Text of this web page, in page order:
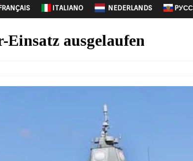
ITALIANO NEDERLANDS
ausgelaufen